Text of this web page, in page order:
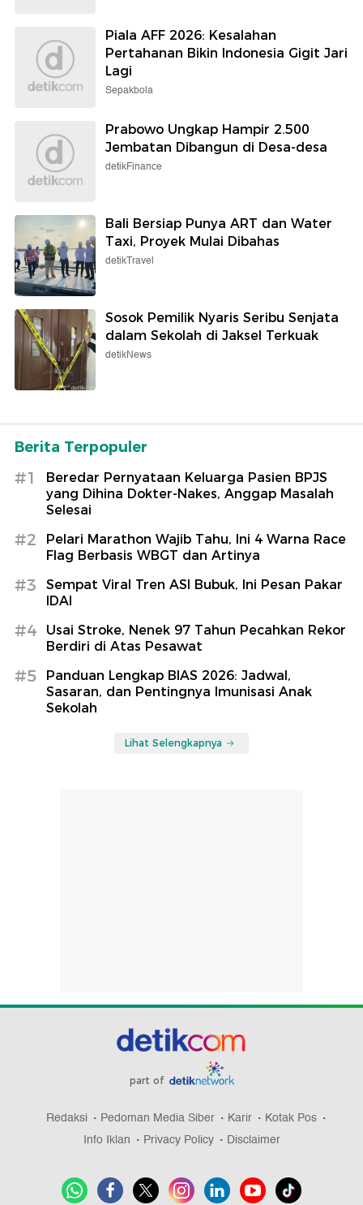
Piala AFF 2026: Kesalahan
Pertahanan Bikin Indonesia Gigit Jari
Lagi
Sepakbola
Prabowo Ungkap Hampir 2.500
Jembatan Dibangun di Desa-desa
detikFinance
Bali Bersiap Punya ART dan Water
Taxi, Proyek Mulai Dibahas
detikTravel
Sosok Pemilik Nyaris Seribu Senjata
dalam Sekolah di Jaksel Terkuak
detikNews
Berita Terpopuler
#1
Beredar Pernyataan Keluarga Pasien BPJS
yang Dihina Dokter-Nakes, Anggap Masalah
Selesai
#2
Pelari Marathon Wajib Tahu, Ini 4 Warna Race
Flag Berbasis WBGT dan Artinya
#3
Sempat Viral Tren ASI Bubuk, Ini Pesan Pakar
IDAI
#4
Usai Stroke, Nenek 97 Tahun Pecahkan Rekor
Berdiri di Atas Pesawat
#5
Panduan Lengkap BIAS 2026: Jadwal,
Sasaran, dan Pentingnya Imunisasi Anak
Sekolah
Lihat Selengkapnya
part of
Redaksi Pedoman Media Siber Karir
Kotak Pos
Info Iklan
Privacy Policy Disclaimer